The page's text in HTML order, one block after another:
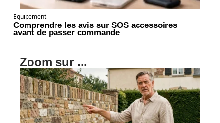
Equipement
Comprendre les avis sur SOS accessoires
avant de passer commande
Zoom sur ...